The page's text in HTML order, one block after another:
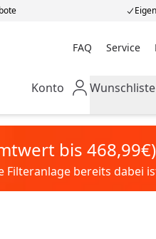
FAQ Service
Mein Konto
Konto Wunschliste
Wunschliste
bis 468,99€)
Filteranlage bereits dabei